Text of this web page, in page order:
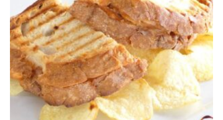
BATATAS FRITAS
$275,00
Quantidade
de
Batatas
Fritas
Adicionar